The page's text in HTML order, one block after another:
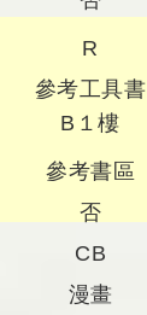
R
參考工具書
B１樓
參考書區
否
CB
漫畫